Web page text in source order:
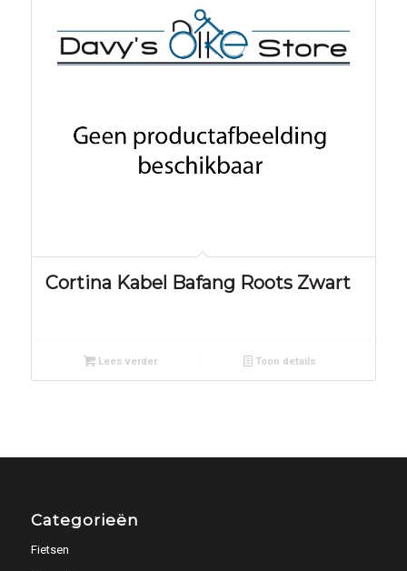
Cortina Kabel Bafang Roots Zwart
Lees verder Toon details
Categorieën
Fietsen